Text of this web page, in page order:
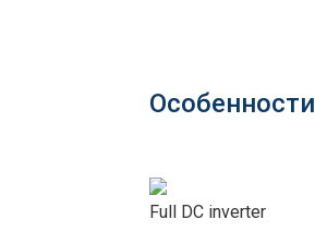
Особенности
Full DC inverter